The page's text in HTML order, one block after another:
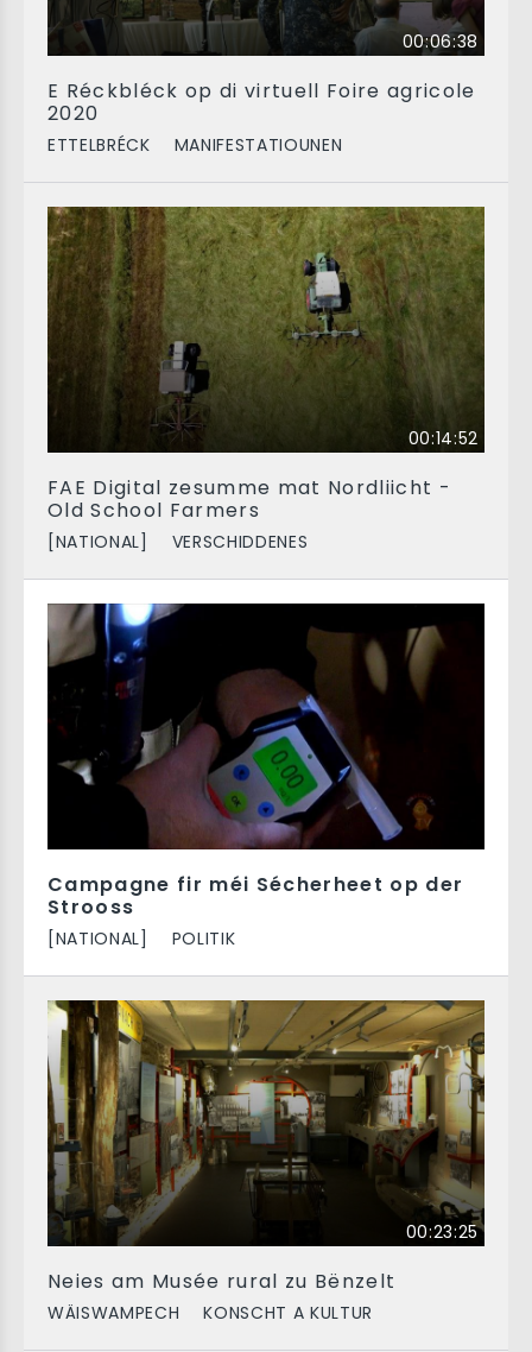
00:06:38
E Réckbléck op di virtuell Foire agricole
2020
ETTELBRÉCK MANIFESTATIOUNEN
00:14:52
FAE Digital zesumme mat Nordliicht -
Old School Farmers
[NATIONAL] VERSCHIDDENES
Campagne fir méi Sécherheet op der
Strooss
[NATIONAL] POLITIK
00:23:25
Neies am Musée rural zu Bënzelt
WÄISWAMPECH KONSCHT A KULTUR